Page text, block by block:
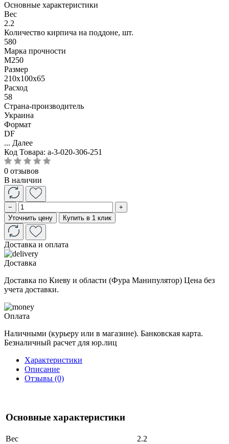
Основные характеристики
Вес
2.2
Количество кирпича на поддоне, шт.
580
Марка прочности
М250
Размер
210x100x65
Расход
58
Страна-производитель
Украина
Формат
DF
... Далее
Код Товара: a-3-020-306-251
0 отзывов
В наличии
−
+
Уточнить цену
Купить в 1 клик
Доставка и оплата
Доставка
Доставка по Киеву и области (Фура Манипулятор) Цена без
учета доставки.
Оплата
Наличными (курьеру или в магазине). Банковская карта.
Безналичный расчет для юр.лиц
Характеристики
Описание
Отзывы (0)
Основные характеристики
Вес
2.2